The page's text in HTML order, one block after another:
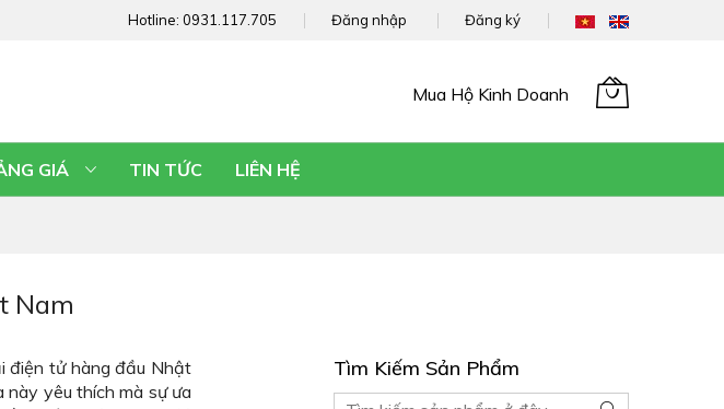
Hotline: 0931.117.705 Đăng nhập Đăng ký
Mua Hộ Kinh Doanh
GIÁ TIN TỨC
LIÊN HỆ
Nam
điện tử hàng đầu Nhật
này yêu thích mà sự ưa
Tìm Kiếm Sản Phẩm
Tìm